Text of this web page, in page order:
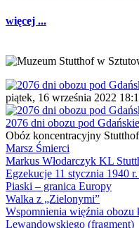
więcej ...
piątek, 16 września 2022
2076 dni obozu pod
Obóz koncentracyjny
Marsz Śmierci
Markus Włodarczyk KL
Egzekucje 11 stycznia 1940
Piaski – granica Europy
Walka z „Zielonymi”
Wspomnienia więźnia obozu
Lewandowskiego (fragment)